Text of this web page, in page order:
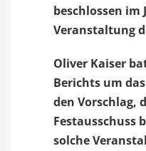
beschlossen im
Veranstaltung
Oliver Kaiser
Berichts um
den Vorschlag,
Festausschuss
solche